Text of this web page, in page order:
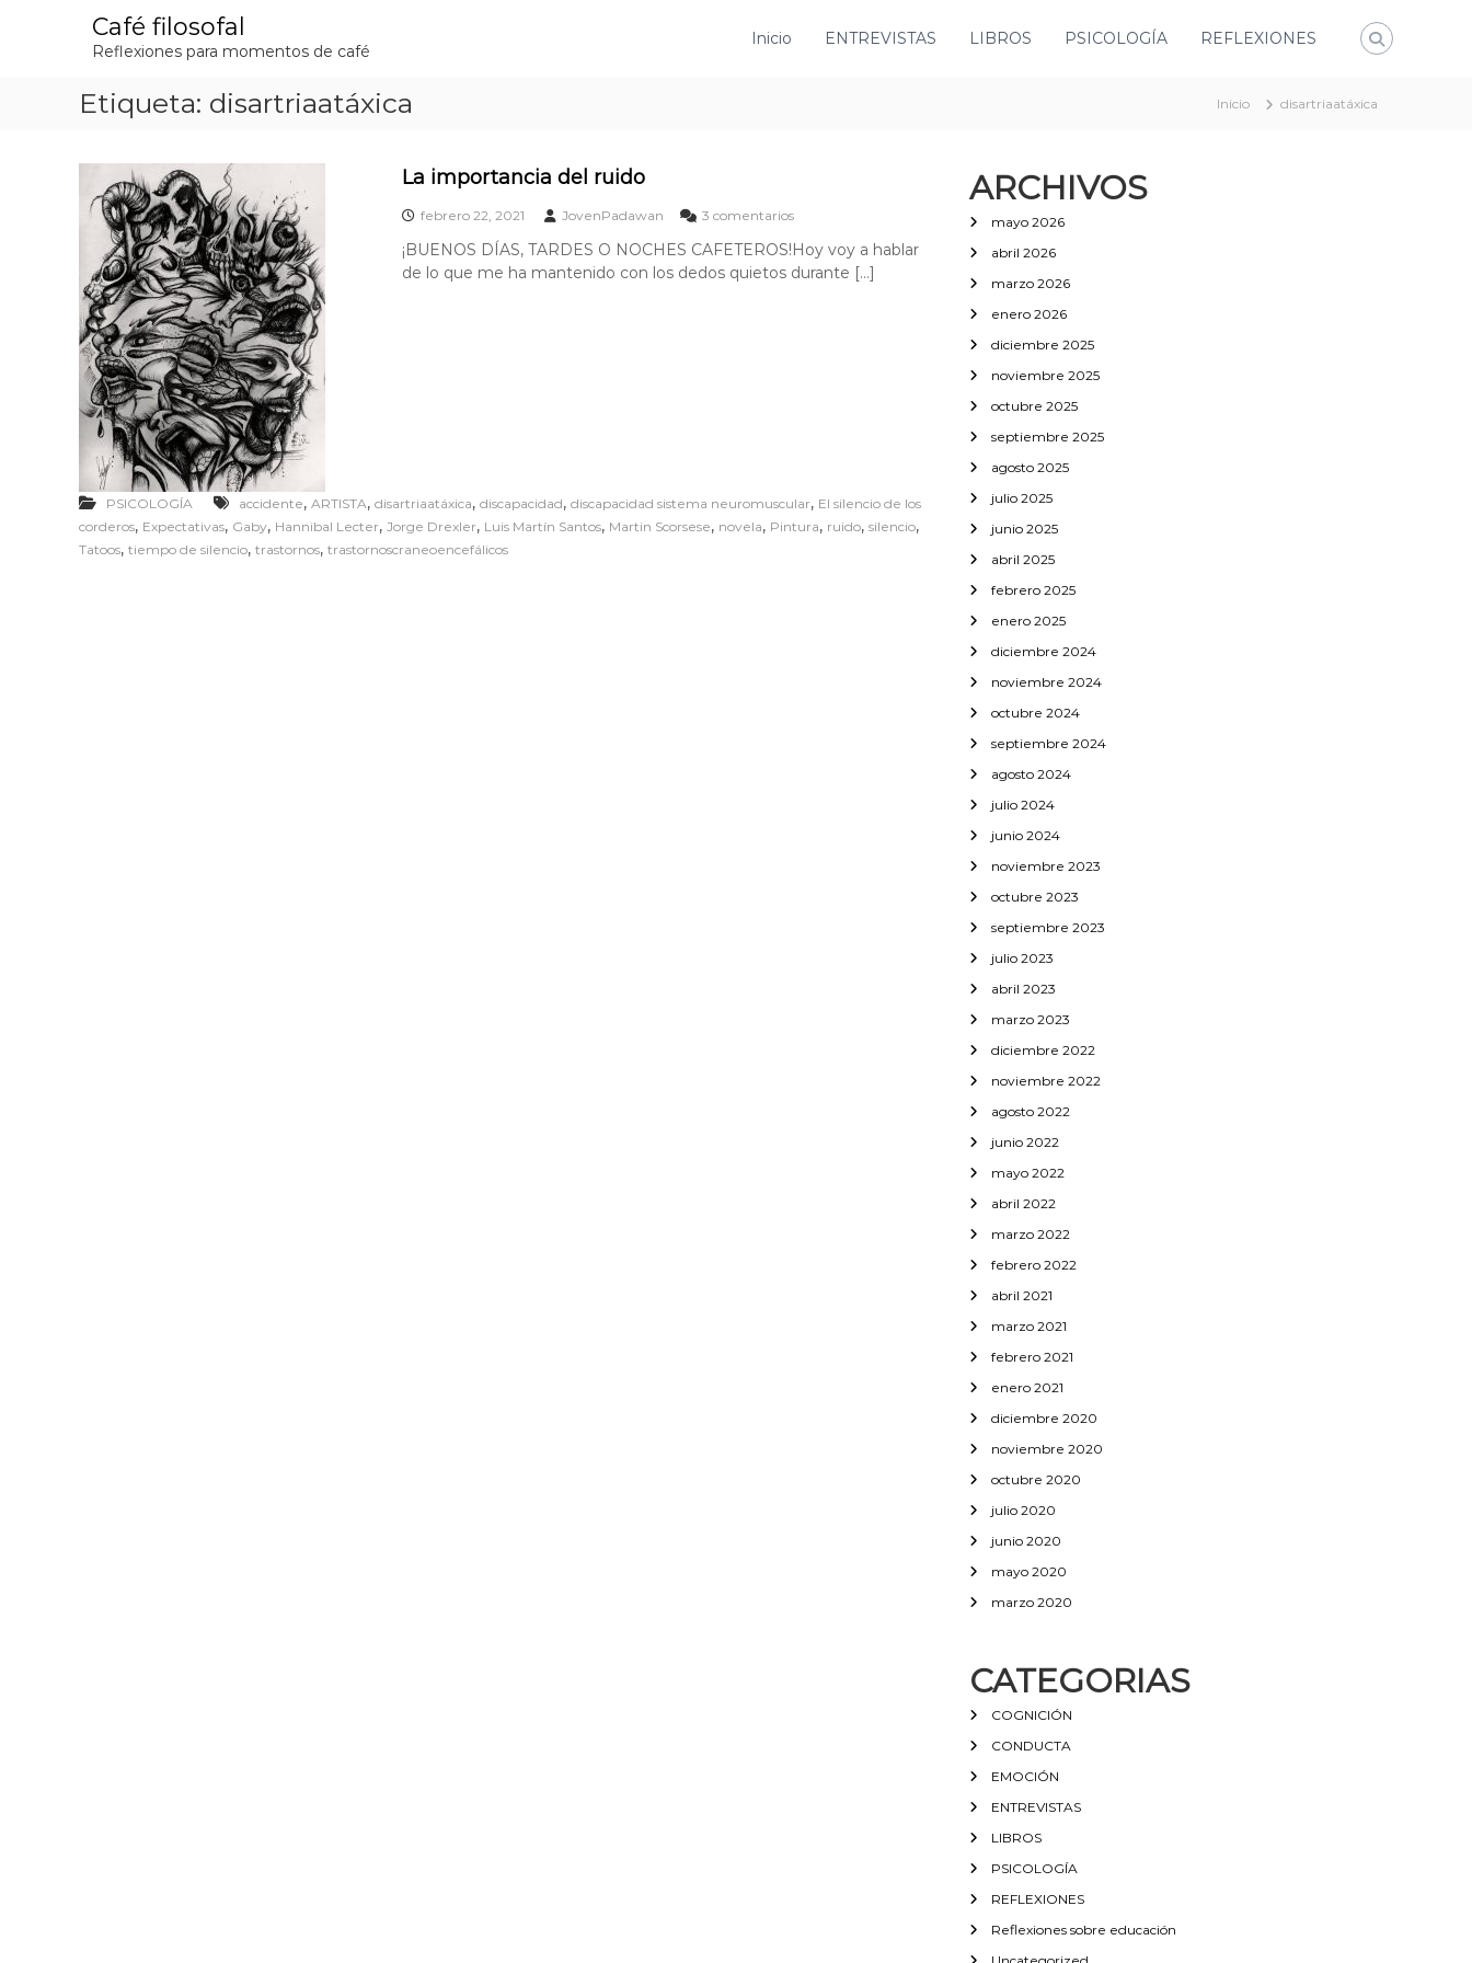
Café filosofal
Reflexiones para momentos de café
Inicio ENTREVISTAS LIBROS PSICOLOGÍA REFLEXIONES
Etiqueta: disartriaatáxica Inicio disartriaatáxica
La importancia del ruido
febrero 22, 2021 JovenPadawan 3 comentariose
L
a
d
e
¡BUENOS DÍAS, TARDES O NOCHES CAFETEROS!Hoy voy a hablar
de lo que me ha mantenido con los dedos quietos durante […]
PSICOLOGÍA accidente, ARTISTA, disartriaatáxica, discapacidad, discapacidad sistema neuromuscular, El silencio de los
corderos, Expectativas, Gaby, Hannibal Lecter, Jorge Drexler, Luis Martín Santos, Martin Scorsese, novela, Pintura, ruido, silencio,
Tatoos, tiempo de silencio, trastornos, trastornoscraneoencefálicos
ARCHIVOS
mayo 2026
abril 2026
marzo 2026
enero 2026
diciembre 2025
noviembre 2025
octubre 2025
septiembre 2025
agosto 2025
julio 2025
junio 2025
abril 2025
febrero 2025
enero 2025
diciembre 2024
noviembre 2024
octubre 2024
septiembre 2024
agosto 2024
julio 2024
junio 2024
noviembre 2023
octubre 2023
septiembre 2023
julio 2023
abril 2023
marzo 2023
diciembre 2022
noviembre 2022
agosto 2022
junio 2022
mayo 2022
abril 2022
marzo 2022
febrero 2022
abril 2021
marzo 2021
febrero 2021
enero 2021
diciembre 2020
noviembre 2020
octubre 2020
julio 2020
junio 2020
mayo 2020
marzo 2020
CATEGORIAS
COGNICIÓN
CONDUCTA
EMOCIÓN
ENTREVISTAS
LIBROS
PSICOLOGÍA
REFLEXIONES
Reflexiones sobre educación